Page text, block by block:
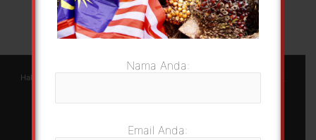
Hakcipta © 2026 GoSawit | Green Foliar Agrotech Sdn Bhd |
Nama Anda:
Email Anda: